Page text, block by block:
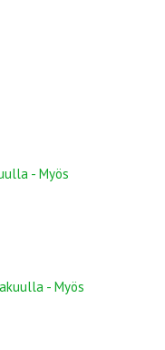
- Myös
- Myös